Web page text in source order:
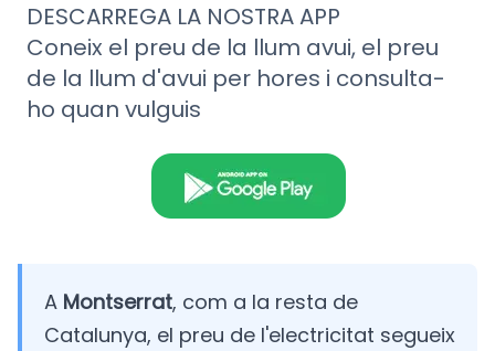
DESCARREGA LA NOSTRA APP
Coneix el preu de la llum avui, el preu
de la llum d'avui per hores i consulta-
ho quan vulguis
A Montserrat, com a la resta de
Catalunya, el preu de l'electricitat segueix